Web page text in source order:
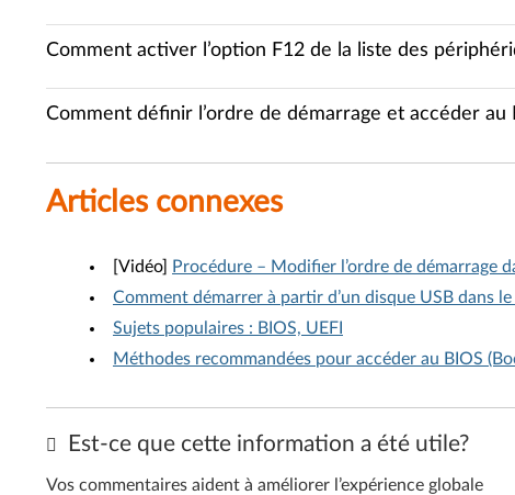
Comment activer l’option F12 de la liste des
Comment définir l’ordre de démarrage et accéder au
Articles connexes
[Vidéo]
Procédure – Modifier l’ordre de démarrage
Comment démarrer à partir d’un disque USB dans
Sujets populaires : BIOS, UEFI
Méthodes recommandées pour accéder au BIOS
Est-ce que cette information a été utile?
Vos commentaires aident à améliorer l’expérience globale